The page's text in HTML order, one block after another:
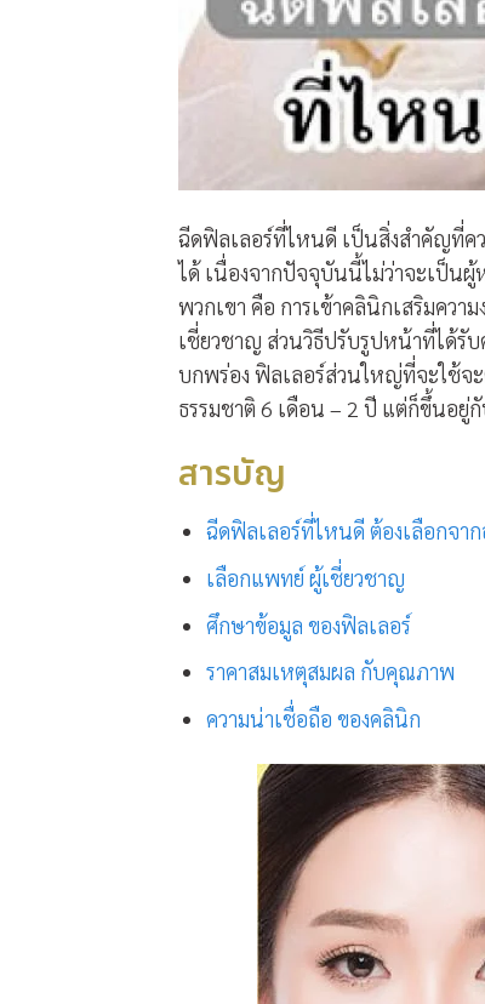
ฉีดฟิลเลอร์ที่ไหนดี เป็นสิ่งสำคัญที่ค
ได้ เนื่องจากปัจจุบันนี้ไม่ว่าจะเป็น
พวกเขา คือ การเข้าคลินิกเสริมคว
เชี่ยวชาญ ส่วนวิธีปรับรูปหน้าที่ได้รั
บกพร่อง ฟิลเลอร์ส่วนใหญ่ที่จะใช้จ
ธรรมชาติ 6 เดือน – 2 ปี แต่ก็ขึ้นอยู่
สารบัญ
ฉีดฟิลเลอร์ที่ไหนดี ต้องเลือกจาก
เลือกแพทย์ ผู้เชี่ยวชาญ
ศึกษาข้อมูล ของฟิลเลอร์
ราคาสมเหตุสมผล กับคุณภาพ
ความน่าเชื่อถือ ของคลินิก